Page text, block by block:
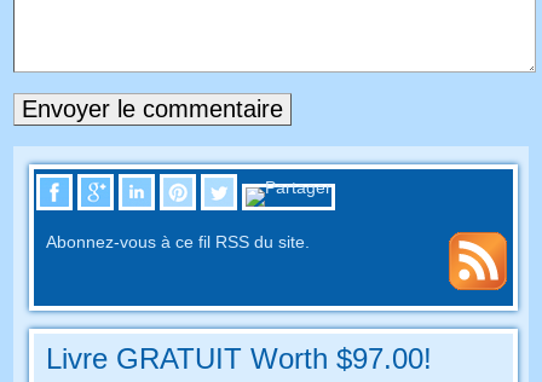
Abonnez-vous à ce fil RSS du site.
Livre GRATUIT Worth $97.00!